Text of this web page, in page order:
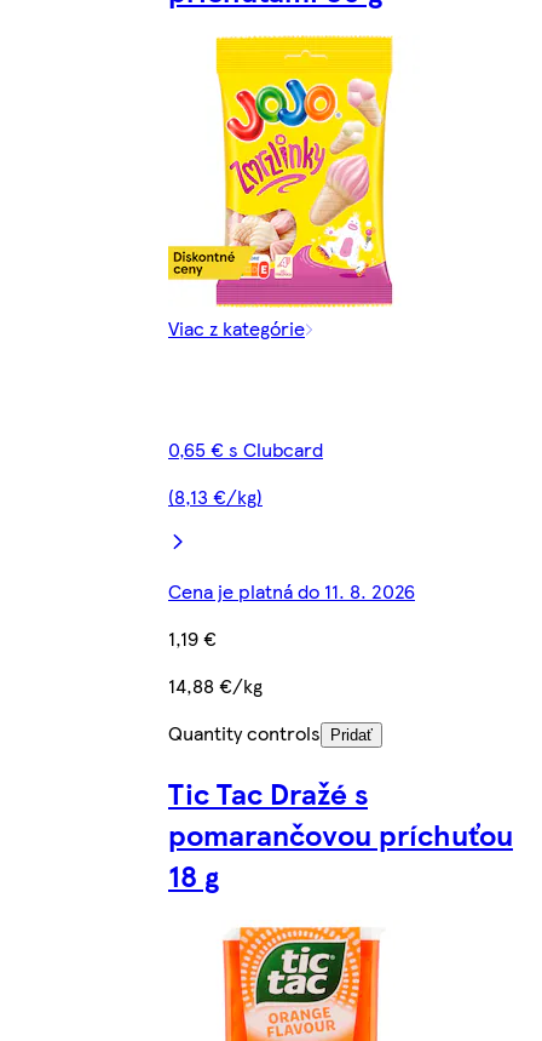
Viac z kategórie
0,65 € s Clubcard
(8,13 €/kg)
Cena je platná do 11. 8. 2026
1,19 €
14,88 €/kg
Quantity controls
Pridať
Tic Tac Dražé s
pomarančovou príchuťou
18 g